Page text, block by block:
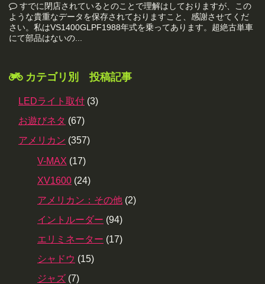
すでに閉店されているとのことで理解はしておりますが、この
ような貴重なデータを保存されておりますこと、感謝させてくだ
さい。私はVS1400GLPF1988年式を乗ってあります。超絶古単車
にて部品はないの...
カテゴリ別 投稿記事
LEDライト取付 (3)
お遊びネタ (67)
アメリカン (357)
V-MAX (17)
XV1600 (24)
アメリカン：その他 (2)
イントルーダー (94)
エリミネーター (17)
シャドウ (15)
ジャズ (7)